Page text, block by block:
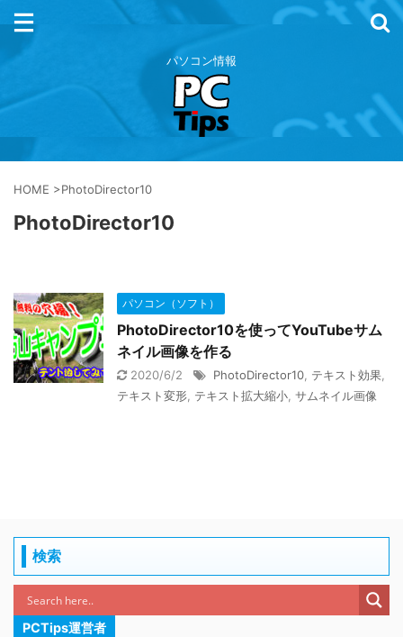
パソコン情報
HOME >PhotoDirector10
PhotoDirector10
パソコン（ソフト）
PhotoDirector10を使ってYouTubeサム
ネイル画像を作る
2020/6/2 PhotoDirector10 テキスト効果
テキスト変形 テキスト拡大縮小 サムネイル画像
検索
PCTips運営者